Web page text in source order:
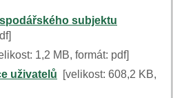
subjektu
1,2 MB, formát: pdf]
uživatelů
[velikost: 608,2 KB,